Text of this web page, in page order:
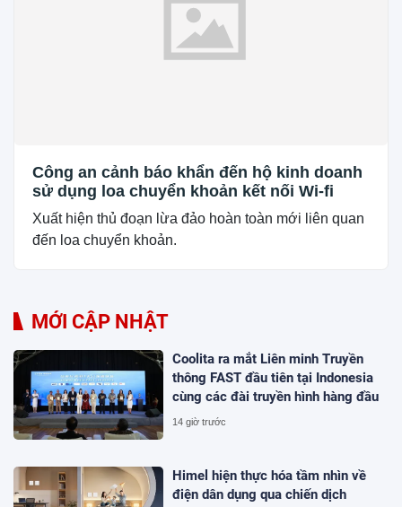
Công an cảnh báo khẩn đến hộ kinh doanh
sử dụng loa chuyển khoản kết nối Wi-fi
Xuất hiện thủ đoạn lừa đảo hoàn toàn mới liên quan
đến loa chuyển khoản.
MỚI CẬP NHẬT
Coolita ra mắt Liên minh Truyền
thông FAST đầu tiên tại Indonesia
cùng các đài truyền hình hàng đầu
14 giờ trước
Himel hiện thực hóa tầm nhìn về
điện dân dụng qua chiến dịch